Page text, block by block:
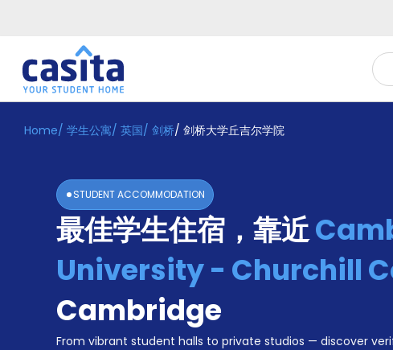
Home ZH GBP
入
Booking
Accommodation
Become
Home/ 学生公寓/ 英国/ 剑桥/ 剑桥大学丘吉尔学院
STUDENT ACCOMMODATION
最佳学生住宿，靠近
University - Churchill
Cambridge
From vibrant student halls to private studios — discover